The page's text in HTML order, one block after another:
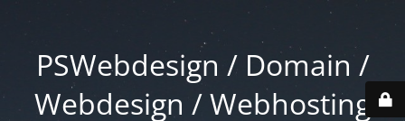
PSWebdesign / Domain /
Webdesign / Webhosting